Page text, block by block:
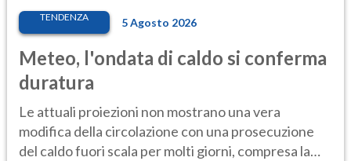
TENDENZA 5 Agosto 2026
Meteo, l'ondata di caldo si conferma
duratura
Le attuali proiezioni non mostrano una vera
modifica della circolazione con una prosecuzione
del caldo fuori scala per molti giorni, compresa la